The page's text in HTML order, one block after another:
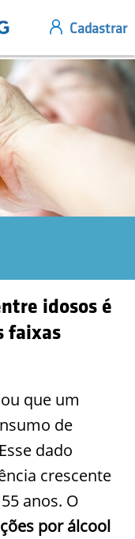
idosos é
faixas
que um
de
dado
crescente
anos. O
por álcool